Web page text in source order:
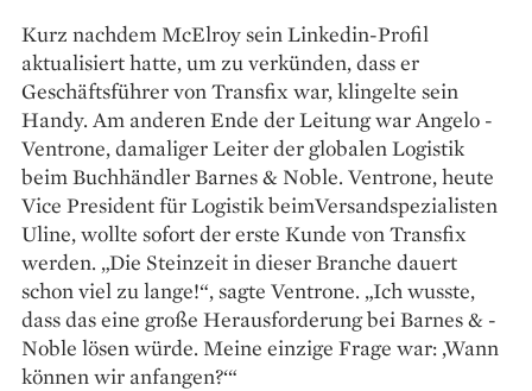
Kurz nachdem McElroy sein Linkedin-Profil
aktualisiert ­hatte, um zu verkünden, dass er
Geschäftsführer von Transfix war, klingelte sein
Handy. Am ­anderen Ende der Leitung war Angelo ­
Ventrone, ­damaliger Leiter der globalen Logistik
beim ­Buchhändler Barnes & Noble. Ventrone, ­heute
Vice President für Logistik beimVersandspezialisten
Uline, wollte sofort der erste Kunde von Transfix
werden. „Die Steinzeit in dieser Branche ­dauert
schon viel zu lange!“, sagte ­Ventrone. „Ich wusste,
dass das eine große Herausforderung bei Barnes & ­
Noble lösen würde. Meine ­einzige Frage war: ‚Wann
können wir anfangen?‘“